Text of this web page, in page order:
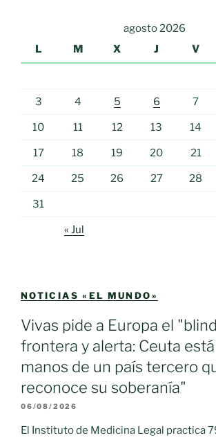
agosto 2026
L
M X J V
3 4 5 6 7
10 11 12 13 14
17 18 19 20 21
24 25 26 27 28
31
« Jul
NOTICIAS «EL MUNDO»
Vivas pide a Europa el
frontera y alerta: Ceuta
manos de un país tercero
reconoce su soberanía"
06/08/2026
El Instituto de Medicina Legal practica